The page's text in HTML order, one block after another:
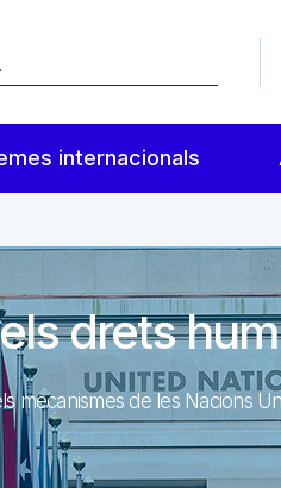
internacionals
drets
mecanismes de les Nacions